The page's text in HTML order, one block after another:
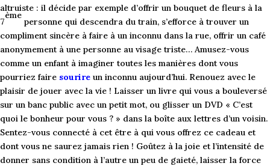
altruiste : il décide par exemple d’offrir un bouquet de fleurs à la
7
ème
personne qui descendra du train, s’efforce à trouver un
compliment sincère à faire à un inconnu dans la rue, offrir un café
anonymement à une personne au visage triste… Amusez-vous
comme un enfant à imaginer toutes les manières dont vous
pourriez faire sourire un inconnu aujourd’hui. Renouez avec le
plaisir de jouer avec la vie ! Laisser un livre qui vous a bouleversé
sur un banc public avec un petit mot, ou glisser un DVD « C’est
quoi le bonheur pour vous ? » dans la boîte aux lettres d’un voisin.
Sentez-vous connecté à cet être à qui vous offrez ce cadeau et
dont vous ne saurez jamais rien ! Goûtez à la joie et l’intensité de
donner sans condition à l’autre un peu de gaieté, laisser la force